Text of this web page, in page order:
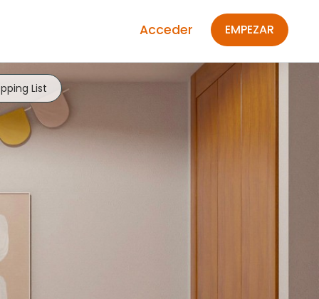
EMPEZAR
Acceder
List